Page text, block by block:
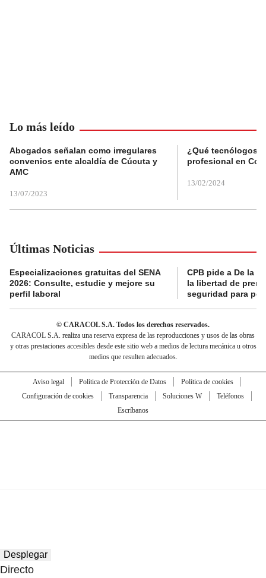
Lo más leído
Abogados señalan como irregulares
convenios ente alcaldía de Cúcuta y
AMC
13/07/2023
¿Qué tecnólogos
profesional en
13/02/2024
Últimas Noticias
Especializaciones gratuitas del SENA
2026: Consulte, estudie y mejore su
perfil laboral
CPB pide a De la
la libertad de
seguridad para
© CARACOL S.A. Todos los derechos reservados.
CARACOL S.A. realiza una reserva expresa de las reproducciones y usos de las obras
y otras prestaciones accesibles desde este sitio web a medios de lectura mecánica u otros
medios que resulten adecuados.
Aviso legal Política de Protección de Datos
Política de cookies
Configuración de cookies
Transparencia Soluciones W
Teléfonos
Escríbanos
Desplegar
Directo